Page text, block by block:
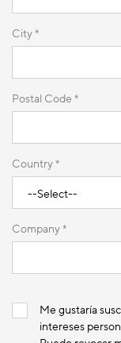
City *
Postal Code *
Country *
Company *
Me gustaría
intereses